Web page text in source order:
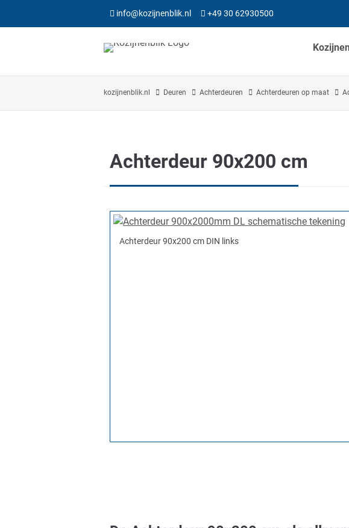
info@kozijnenblik.nl +49 30 62930500
Kozijnen
kozijnenblik.nl Deuren Achterdeuren Achterdeuren op maat
Achterdeur 90x200 cm
Achterdeur 90x200 cm DIN links